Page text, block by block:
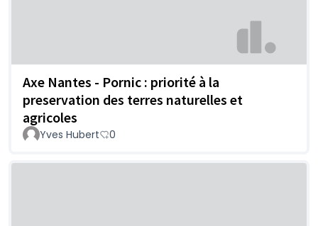
Axe Nantes - Pornic : priorité à la
preservation des terres naturelles et
agricoles
Yves Hubert 0